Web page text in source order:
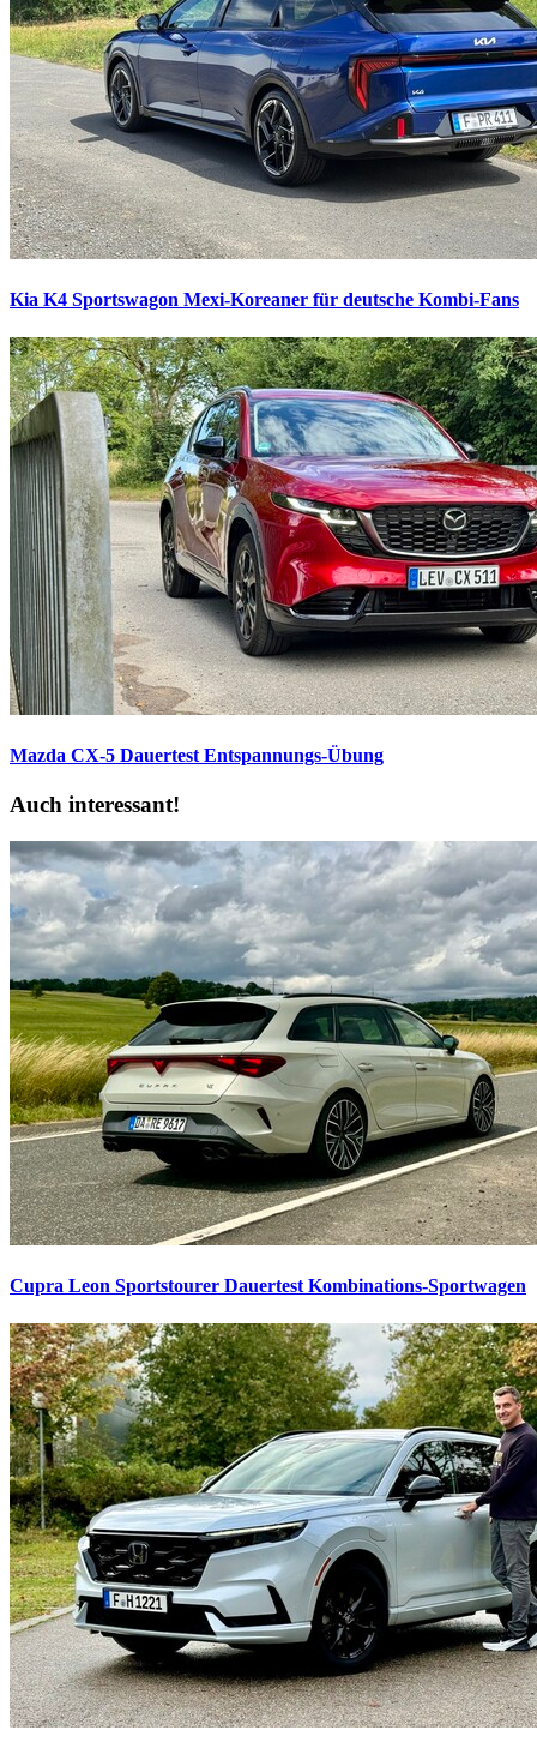
Kia K4 Sportswagon Mexi-Koreaner für deutsche Kombi-Fans
Mazda CX-5 Dauertest Entspannungs-Übung
Auch interessant!
Cupra Leon Sportstourer Dauertest Kombinations-Sportwagen